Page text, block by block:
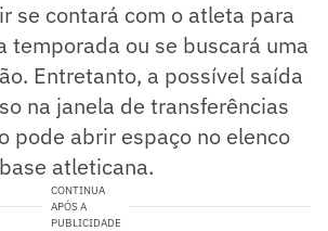
se contará com o atleta para
temporada ou se buscará uma
Entretanto, a possível saída
na janela de transferências
pode abrir espaço no elenco
atleticana.
CONTINUA
APÓS A
PUBLICIDADE